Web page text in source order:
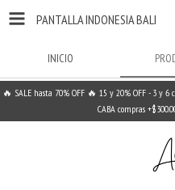
PANTALLA INDONESIA BALI
INICIO
🔥 SALE hasta 70% OFF 🔥 15 y 20% OFF - 3 y
CABA compras